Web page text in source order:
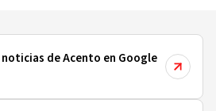
de Acento en Google